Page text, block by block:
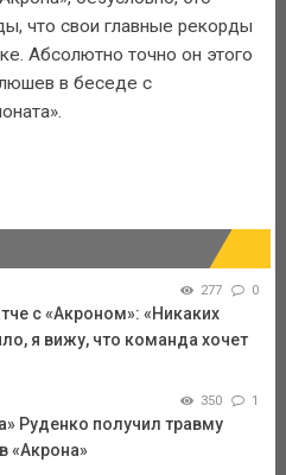
что свои главные рекорды
Абсолютно точно он этого
в беседе с
277 0
с «Акроном»: «Никаких
я вижу, что команда хочет
350 1
Руденко получил травму
«Акрона»